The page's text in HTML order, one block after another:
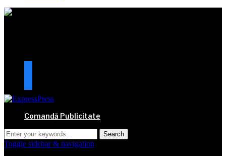
Comandă Publicitate
Toggle sidebar & navigation